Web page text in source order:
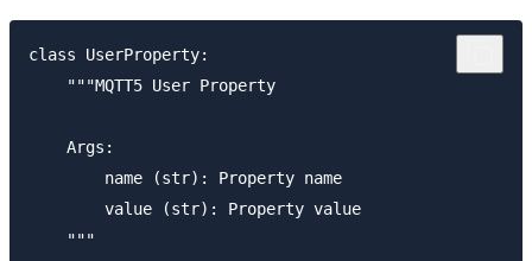
class UserProperty:
    """MQTT5 User Property
    Args:
        name (str): Property name
        value (str): Property value
    """